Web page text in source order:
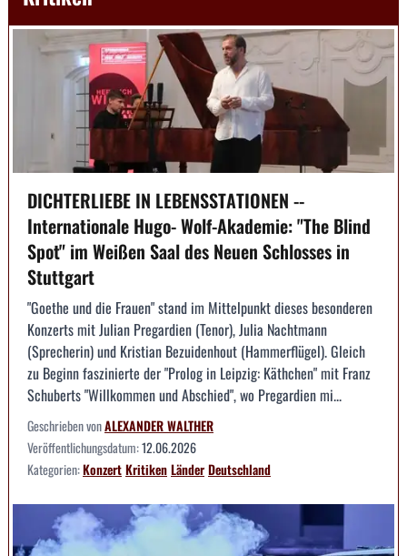
DICHTERLIEBE IN LEBENSSTATIONEN --
Internationale Hugo- Wolf-Akademie: "The Blind
Spot" im Weißen Saal des Neuen Schlosses in
Stuttgart
"Goethe und die Frauen" stand im Mittelpunkt dieses besonderen
Konzerts mit Julian Pregardien (Tenor), Julia Nachtmann
(Sprecherin) und Kristian Bezuidenhout (Hammerflügel). Gleich
zu Beginn faszinierte der "Prolog in Leipzig: Käthchen" mit Franz
Schuberts "Willkommen und Abschied", wo Pregardien mi...
Geschrieben vonALEXANDER WALTHER
Veröffentlichungsdatum:12.06.2026
Kategorien:KonzertKritikenLänderDeutschland